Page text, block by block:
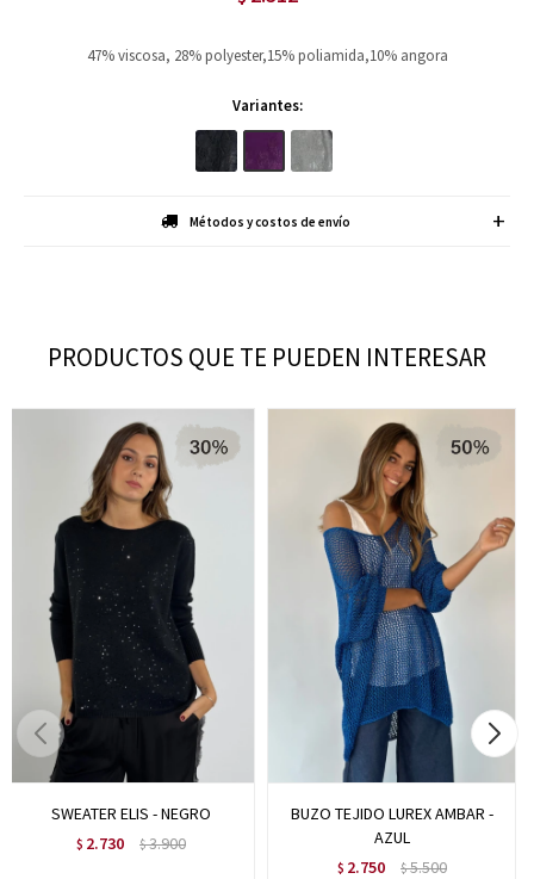
47% viscosa, 28% polyester,15% poliamida,10% angora
Variantes:
Métodos y costos de envío
PRODUCTOS QUE TE PUEDEN INTERESAR
SWEATER ELIS - NEGRO
$ 2.730 $3.900
BUZO TEJIDO LUREX AMBAR -
AZUL
$ 2.750 $5.500